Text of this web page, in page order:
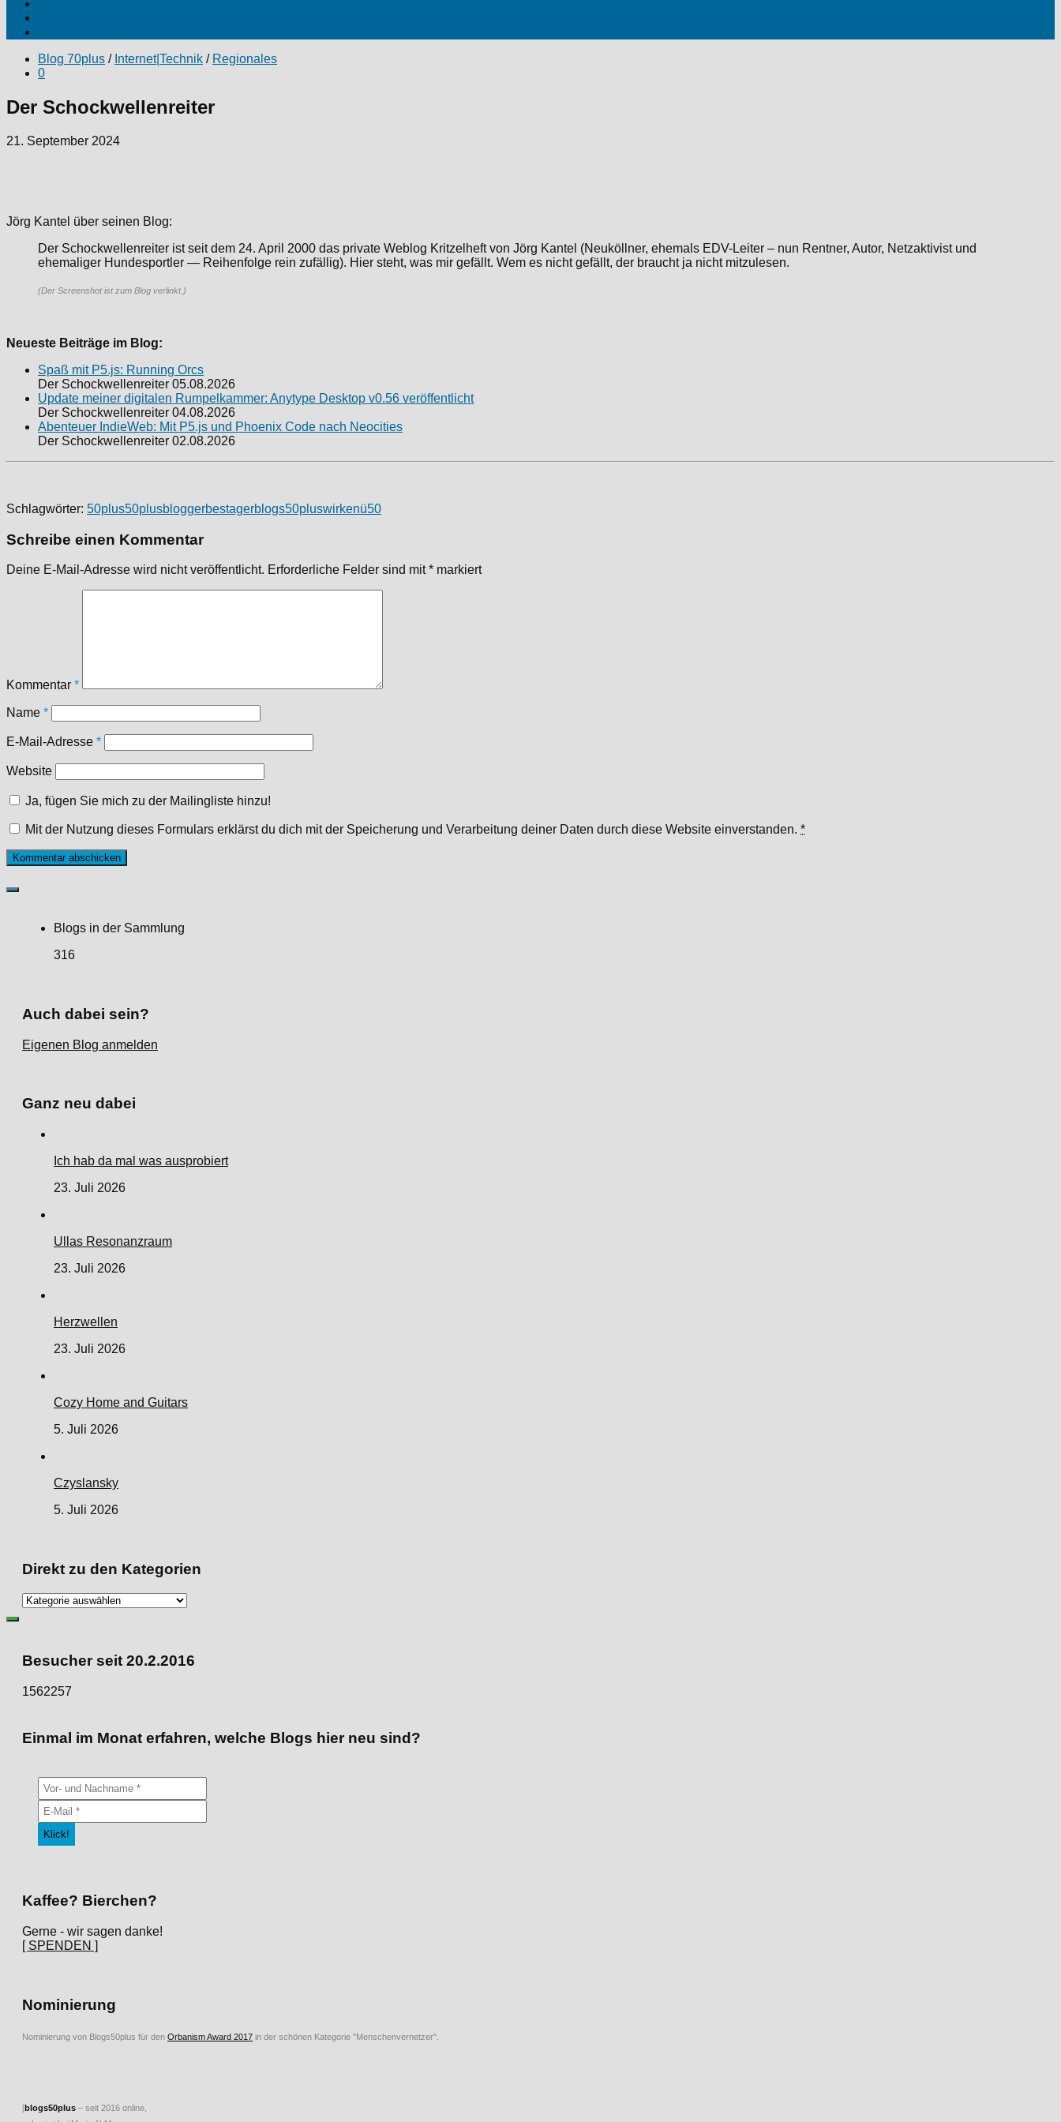
Blog 70plus / Internet|Technik / Regionales
0
Der Schockwellenreiter
21. September 2024
Jörg Kantel über seinen Blog:
Der Schockwellenreiter ist seit dem 24. April 2000 das private Weblog Kritzelheft von Jörg Kantel (Neuköllner, ehemals EDV-Leiter – nun Rentner, Autor, Netzaktivist und
ehemaliger Hundesportler — Reihenfolge rein zufällig). Hier steht, was mir gefällt. Wem es nicht gefällt, der braucht ja nicht mitzulesen.
(Der Screenshot ist zum Blog verlinkt.)
Neueste Beiträge im Blog:
Spaß mit P5.js: Running Orcs
Der Schockwellenreiter 05.08.2026
Update meiner digitalen Rumpelkammer: Anytype Desktop v0.56 veröffentlicht
Der Schockwellenreiter 04.08.2026
Abenteuer IndieWeb: Mit P5.js und Phoenix Code nach Neocities
Der Schockwellenreiter 02.08.2026
Schlagwörter: 50plus50plusbloggerbestagerblogs50pluswirkenü50
Schreibe einen Kommentar
Deine E-Mail-Adresse wird nicht veröffentlicht. Erforderliche Felder sind mit* markiert
Kommentar *
Name *
E-Mail-Adresse *
Website
Ja, fügen Sie mich zu der Mailingliste hinzu!
Mit der Nutzung dieses Formulars erklärst du dich mit der Speicherung und Verarbeitung deiner Daten durch diese Website einverstanden. *
Blogs in der Sammlung
316
Auch dabei sein?
Eigenen Blog anmelden
Ganz neu dabei
Ich hab da mal was ausprobiert
23. Juli 2026
Ullas Resonanzraum
23. Juli 2026
Herzwellen
23. Juli 2026
Cozy Home and Guitars
5. Juli 2026
Czyslansky
5. Juli 2026
Direkt zu den Kategorien
Direkt
Besucher seit 20.2.2016
1562257
Einmal im Monat erfahren, welche Blogs hier neu sind?
Kaffee? Bierchen?
Gerne - wir sagen danke!
[ SPENDEN ]
Nominierung
Nominierung von Blogs50plus für den Orbanism Award 2017 in der schönen Kategorie "Menschenvernetzer".
[blogs50plus – seit 2016 online,